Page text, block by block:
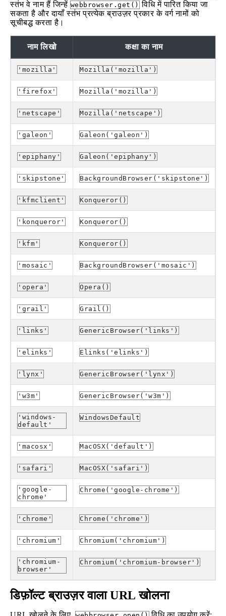
स्तंभ वे नाम हैं जिन्हें webbrowser.get() विधि में पारित किया जा
सकता है और दायाँ स्तंभ प्रत्येक ब्राउज़र प्रकार के वर्ग नामों को
सूचीबद्ध करता है।
नाम लिखो कक्षा का नाम
'mozilla' Mozilla('mozilla')
'firefox' Mozilla('mozilla')
'netscape' Mozilla('netscape')
'galeon' Galeon('galeon')
'epiphany' Galeon('epiphany')
'skipstone' BackgroundBrowser('skipstone')
'kfmclient' Konqueror()
'konqueror' Konqueror()
'kfm' Konqueror()
'mosaic' BackgroundBrowser('mosaic')
'opera' Opera()
'grail' Grail()
'links' GenericBrowser('links')
'elinks' Elinks('elinks')
'lynx' GenericBrowser('lynx')
'w3m' GenericBrowser('w3m')
'windows-
default'
WindowsDefault
'macosx' MacOSX('default')
'safari' MacOSX('safari')
'google-
chrome'
Chrome('google-chrome')
'chrome' Chrome('chrome')
'chromium' Chromium('chromium')
'chromium-
browser'
Chromium('chromium-browser')
डिफ़ॉल्ट ब्राउज़र वाला URL खोलना